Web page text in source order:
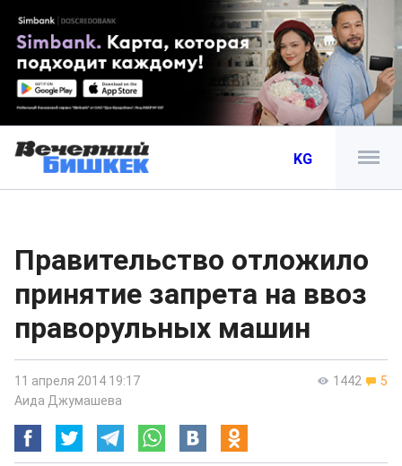
KG
Правительство отложило
принятие запрета на ввоз
праворульных машин
1442 5
11 апреля 2014 19:17
Аида Джумашева